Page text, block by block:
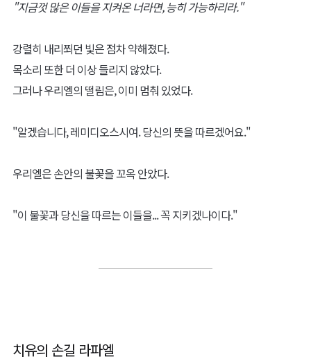
"지금껏 많은 이들을 지켜온 너라면, 능히 가능하리라."
강렬히 내리쬐던 빛은 점차 약해졌다.
목소리 또한 더 이상 들리지 않았다.
그러나 우리엘의 떨림은, 이미 멈춰 있었다.
"알겠습니다, 레미디오스시여. 당신의 뜻을 따르겠어요."
우리엘은 손안의 불꽃을 꼬옥 안았다.
"이 불꽃과 당신을 따르는 이들을... 꼭 지키겠나이다."
치유의 손길 라파엘